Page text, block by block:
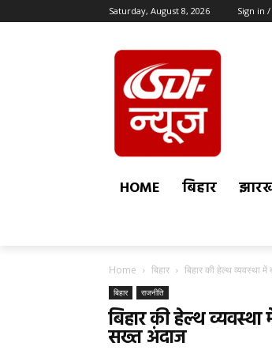
Saturday, August 8, 2026 Sign in /
HOME बिहार
Home बिहार बिहार की हेल्थ व्यवस्था
बिहार राजनीति
बिहार की हेल्थ
सख्त अंदाज